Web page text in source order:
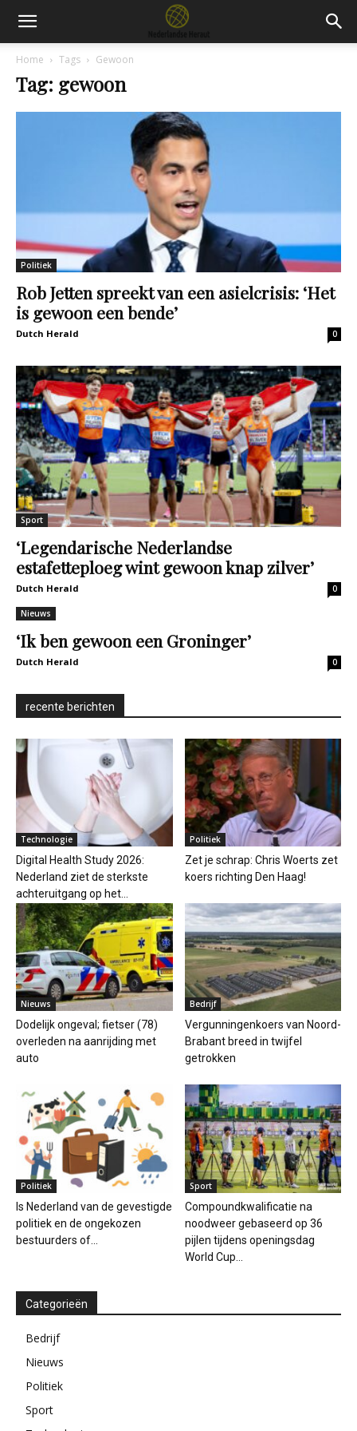
Home Tags Gewoon
Tag: gewoon
Politiek
Rob Jetten spreekt van een asielcrisis: ‘Het
is gewoon een bende’
Dutch Herald 0
Sport
‘Legendarische Nederlandse
estafetteploeg wint gewoon knap zilver’
Dutch Herald 0
Nieuws
‘Ik ben gewoon een Groninger’
Dutch Herald 0
recente berichten
Technologie
Digital Health Study 2026:
Nederland ziet de sterkste
achteruitgang op het...
Politiek
Zet je schrap: Chris Woerts zet
koers richting Den Haag!
Nieuws
Dodelijk ongeval; fietser (78)
overleden na aanrijding met
auto
Bedrijf
Vergunningenkoers van Noord-
Brabant breed in twijfel
getrokken
Politiek
Is Nederland van de gevestigde
politiek en de ongekozen
bestuurders of...
Sport
Compoundkwalificatie na
noodweer gebaseerd op 36
pijlen tijdens openingsdag
World Cup...
Categorieën
Bedrijf
Nieuws
Politiek
Sport